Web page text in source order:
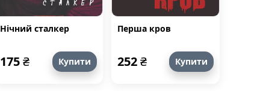
Нічний сталкер
175₴ Купити
Перша кров
252₴ Купити